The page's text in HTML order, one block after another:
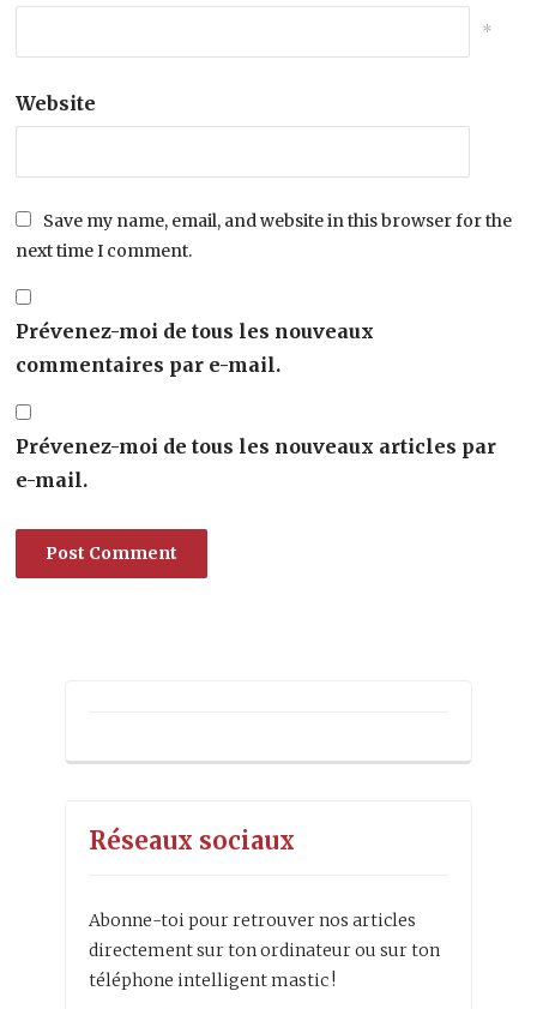
*
Website
Save my name, email, and website in this browser for the
next time I comment.
Prévenez-moi de tous les nouveaux
commentaires par e-mail.
Prévenez-moi de tous les nouveaux articles par
e-mail.
Réseaux sociaux
Abonne-toi pour retrouver nos articles
directement sur ton ordinateur ou sur ton
téléphone intelligent mastic !